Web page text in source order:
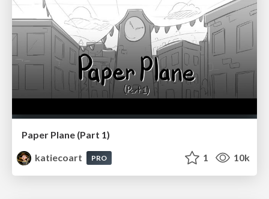
Paper Plane (Part 1)
katiecoart
PRO 1 10k